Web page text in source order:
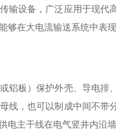
输设备，广泛应用于现
够在大电流输送系统中表现
铝板）保护外壳、导电
线，也可以制成中间不
电主干线在电气竖井内沿